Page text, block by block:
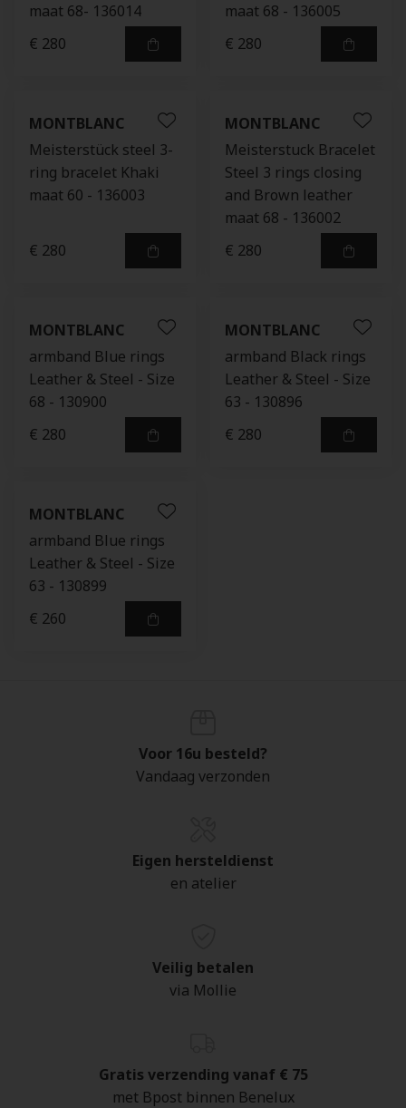
maat 68- 136014
€ 280
maat 68 - 136005
€ 280
MONTBLANC
Meisterstück steel 3-
ring bracelet Khaki
maat 60 - 136003
€ 280
MONTBLANC
Meisterstuck Bracelet
Steel 3 rings closing
and Brown leather
maat 68 - 136002
€ 280
MONTBLANC
armband Blue rings
Leather & Steel - Size
68 - 130900
€ 280
MONTBLANC
armband Black rings
Leather & Steel - Size
63 - 130896
€ 280
MONTBLANC
armband Blue rings
Leather & Steel - Size
63 - 130899
€ 260
Voor 16u besteld?
Vandaag verzonden
Eigen hersteldienst
en atelier
Veilig betalen
via Mollie
Gratis verzending vanaf € 75
met Bpost binnen Benelux